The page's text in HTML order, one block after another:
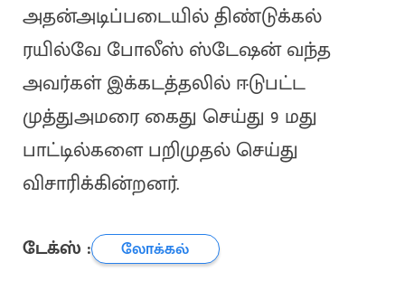
அதன்அடிப்படையில் திண்டுக்கல்
ரயில்வே போலீஸ் ஸ்டேஷன் வந்த
அவர்கள் இக்கடத்தலில் ஈடுபட்ட
முத்துஅமரை கைது செய்து 9 மது
பாட்டில்களை பறிமுதல் செய்து
விசாரிக்கின்றனர்.
டேக்ஸ் : லோக்கல்